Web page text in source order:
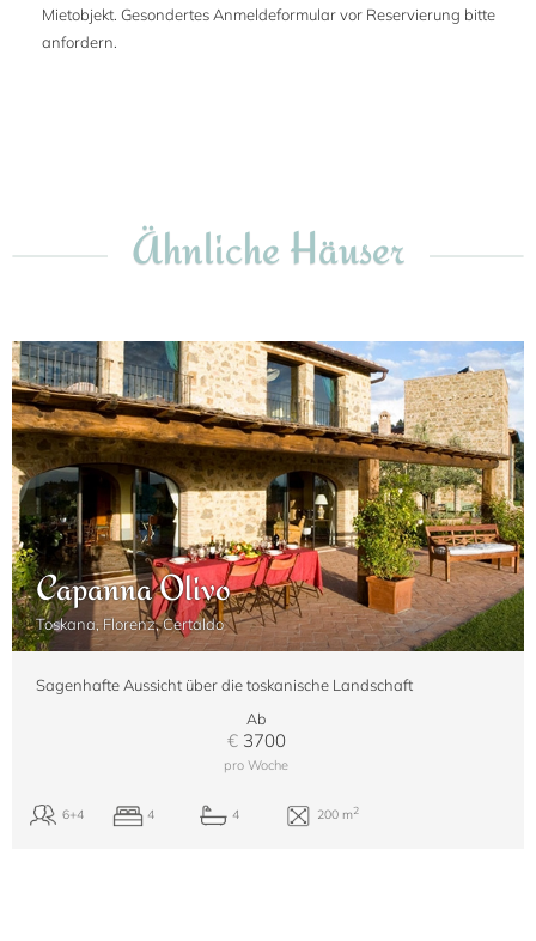
Mietobjekt. Gesondertes Anmeldeformular vor Reservierung bitte
anfordern.
Ähnliche Häuser
Capanna Olivo
Toskana, Florenz, Certaldo
Sagenhafte Aussicht über die toskanische Landschaft
Ab
€3700
pro Woche